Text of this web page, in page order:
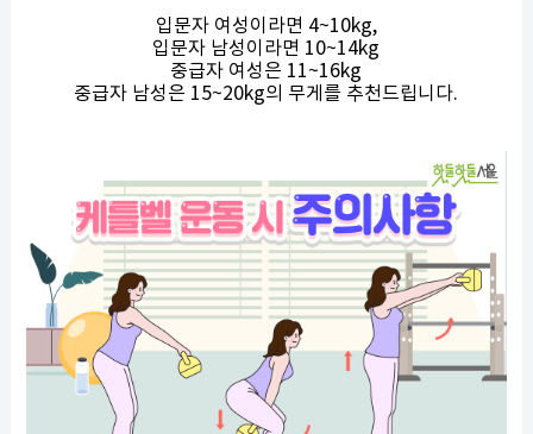
입문자 여성이라면 4~10kg,
입문자 남성이라면 10~14kg
중급자 여성은 11~16kg
중급자 남성은 15~20kg의 무게를 추천드립니다.